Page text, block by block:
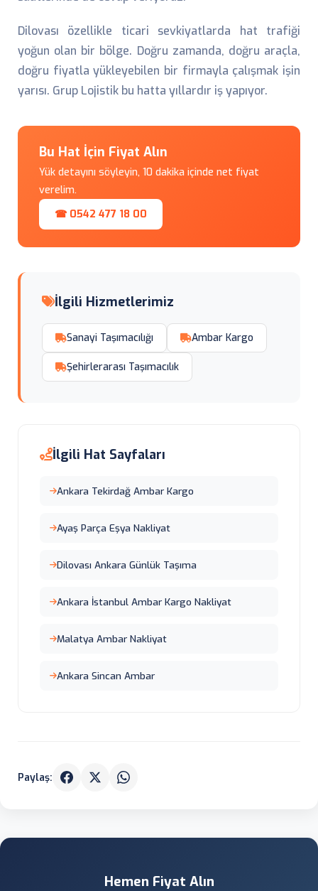
Dilovası özellikle ticari sevkiyatlarda hat trafiği
yoğun olan bir bölge. Doğru zamanda, doğru araçla,
doğru fiyatla yükleyebilen bir firmayla çalışmak işin
yarısı. Grup Lojistik bu hatta yıllardır iş yapıyor.
Bu Hat İçin Fiyat Alın
Yük detayını söyleyin, 10 dakika içinde net fiyat
verelim.
☎ 0542 477 18 00
İlgili Hizmetlerimiz
Sanayi Taşımacılığı Ambar Kargo
Şehirlerarası Taşımacılık
İlgili Hat Sayfaları
Ankara Tekirdağ Ambar Kargo
Ayaş Parça Eşya Nakliyat
Dilovası Ankara Günlük Taşıma
Ankara İstanbul Ambar Kargo Nakliyat
Malatya Ambar Nakliyat
Ankara Sincan Ambar
Paylaş:
Hemen Fiyat Alın